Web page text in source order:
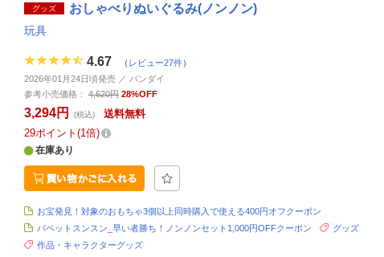
グッズ おしゃべりぬいぐるみ(ノンノン)
玩具
4.67 （ レビュー27件）
2026年01月24日頃発売 ／ バンダイ
参考小売価格：
4,620円 28%OFF
3,294円 (税込)
送料無料
29ポイント 1倍
在庫あり
お宝発見！対象のおもちゃ3個以上同時購入で使える400円オフクーポン
パペットスンスン_早い者勝ち！ノンノンセット1,000円OFFクーポン
グッズ
作品・キャラクターグッズ